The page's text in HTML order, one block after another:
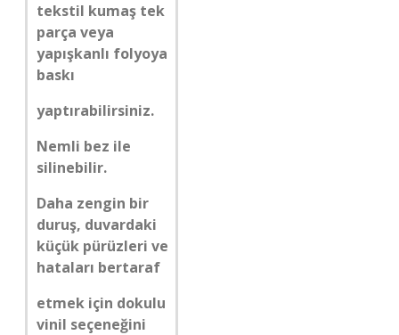
tekstil kumaş tek
parça veya
yapışkanlı folyoya
baskı
yaptırabilirsiniz.
Nemli bez ile
silinebilir.
Daha zengin bir
duruş, duvardaki
küçük pürüzleri ve
hataları bertaraf
etmek için dokulu
vinil seçeneğini